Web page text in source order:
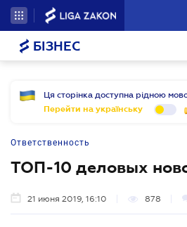
БІЗНЕС
Ця сторінка доступна рідною
Перейти на українську
Ответственность
ТОП-10 деловых
21 июня 2019, 16:10 878